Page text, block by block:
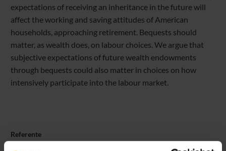
expectations of receiving an inheritance in the future will
affect the working and saving attitudes of American
households, approaching retirement. Bequests should
matter, as wealth does, on labour choices. We argue that
subjective expectations of future wealth endowments
through bequests could also matter in choices on how
intensively participate into the labour market.
Referente
Giam Pietro Cipriani